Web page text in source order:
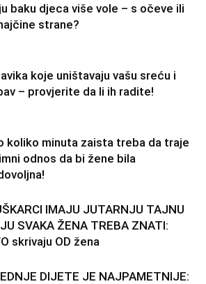
baku djeca više vole – s očeve ili
strane?
koje uništavaju vašu sreću i
– provjerite da li ih radite!
koliko minuta zaista treba da traje
odnos da bi žene bila
IMAJU JUTARNJU TAJNU
SVAKA ŽENA TREBA ZNATI:
skrivaju OD žena
DIJETE JE NAJPAMETNIJE: